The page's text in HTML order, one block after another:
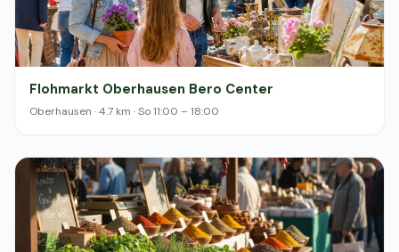
Flohmarkt Oberhausen Bero Center
Oberhausen · 4.7 km · So 11:00 – 18:00